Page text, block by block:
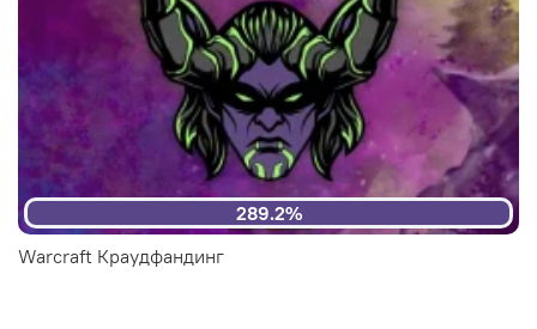
289.2%
Warcraft Краудфандинг